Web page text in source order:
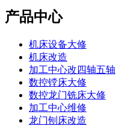
产品中心
机床设备大修
机床改造
加工中心改四轴五轴
数控镗床大修
数控龙门铣床大修
加工中心维修
龙门刨床改造